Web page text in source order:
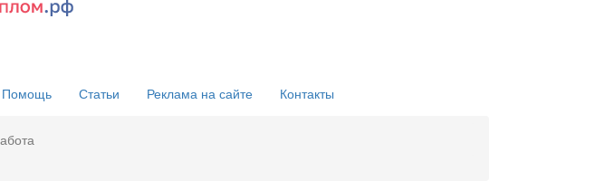
Помощь Статьи Реклама на сайте Контакты